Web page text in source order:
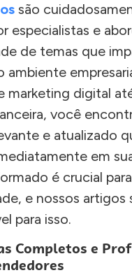
são
especialistas e
de temas que
ambiente
marketing digital
você
e atualizado
em
é crucial
e nossos artigos
para isso.
Completos e